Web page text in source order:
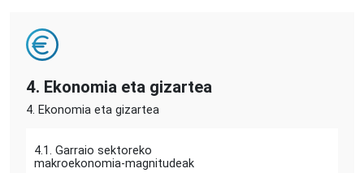
4. Ekonomia eta gizartea
4. Ekonomia eta gizartea
4.1. Garraio sektoreko
makroekonomia-magnitudeak